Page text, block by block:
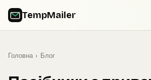
TempMailer
Головна › Блог